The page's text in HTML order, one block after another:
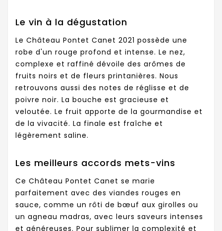
Le vin à la dégustation
Le Château Pontet Canet 2021 possède une
robe d'un rouge profond et intense. Le nez,
complexe et raffiné dévoile des arômes de
fruits noirs et de fleurs printanières. Nous
retrouvons aussi des notes de réglisse et de
poivre noir. La bouche est gracieuse et
veloutée. Le fruit apporte de la gourmandise et
de la vivacité. La finale est fraîche et
légèrement saline.
Les meilleurs accords mets-vins
Ce Château Pontet Canet se marie
parfaitement avec des viandes rouges en
sauce, comme un rôti de bœuf aux girolles ou
un agneau madras, avec leurs saveurs intenses
et généreuses. Pour sublimer la complexité et